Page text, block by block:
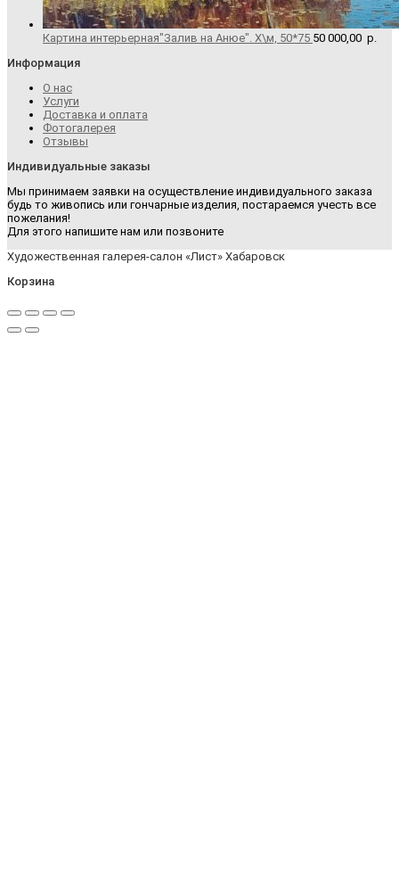
Картина интерьерная"Залив на Анюе". Х\м, 50*75 50 000,00 р.
Информация
О нас
Услуги
Доставка и оплата
Фотогалерея
Отзывы
Индивидуальные заказы
Мы принимаем заявки на осуществление индивидуального заказа
будь то живопись или гончарные изделия, постараемся учесть все
пожелания!
Для этого напишите нам или позвоните
Художественная галерея-салон «Лист» Хабаровск
Корзина